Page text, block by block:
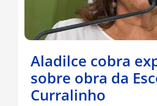
Aladilce cobra
sobre obra da
Curralinho